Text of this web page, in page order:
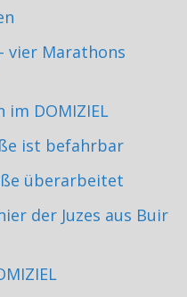
vier Marathons
im DOMIZIEL
ist befahrbar
überarbeitet
der Juzes aus Buir